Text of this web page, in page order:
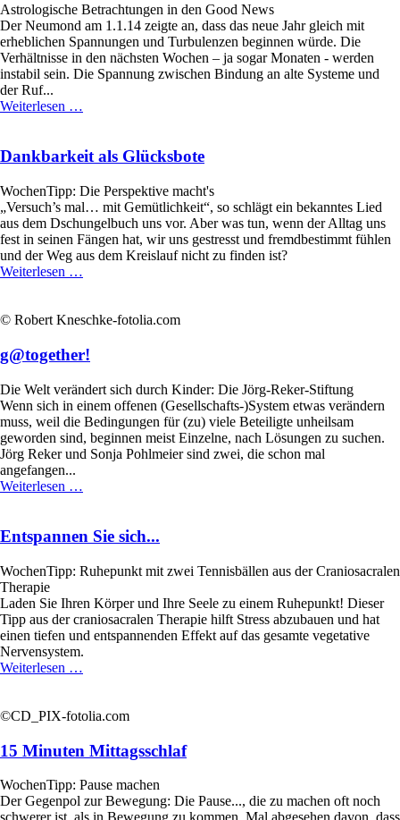
Astrologische Betrachtungen in den Good News
Der Neumond am 1.1.14 zeigte an, dass das neue Jahr gleich mit
erheblichen Spannungen und Turbulenzen beginnen würde. Die
Verhältnisse in den nächsten Wochen – ja sogar Monaten - werden
instabil sein. Die Spannung zwischen Bindung an alte Systeme und
der Ruf...
Weiterlesen …
2014
Dankbarkeit als Glücksbote
WochenTipp: Die Perspektive macht's
„Versuch’s mal… mit Gemütlichkeit“, so schlägt ein bekanntes Lied
aus dem Dschungelbuch uns vor. Aber was tun, wenn der Alltag uns
fest in seinen Fängen hat, wir uns gestresst und fremdbestimmt fühlen
und der Weg aus dem Kreislauf nicht zu finden ist?
Weiterlesen …
© Robert Kneschke-fotolia.com
g@together!
Die Welt verändert sich durch Kinder: Die Jörg-Reker-Stiftung
Wenn sich in einem offenen (Gesellschafts-)System etwas verändern
muss, weil die Bedingungen für (zu) viele Beteiligte unheilsam
geworden sind, beginnen meist Einzelne, nach Lösungen zu suchen.
Jörg Reker und Sonja Pohlmeier sind zwei, die schon mal
angefangen...
Weiterlesen …
Entspannen Sie sich...
WochenTipp: Ruhepunkt mit zwei Tennisbällen aus der Craniosacralen
Therapie
Laden Sie Ihren Körper und Ihre Seele zu einem Ruhepunkt! Dieser
Tipp aus der craniosacralen Therapie hilft Stress abzubauen und hat
einen tiefen und entspannenden Effekt auf das gesamte vegetative
Nervensystem.
Weiterlesen …
©CD_PIX-fotolia.com
15 Minuten Mittagsschlaf
WochenTipp: Pause machen
Der Gegenpol zur Bewegung: Die Pause..., die zu machen oft noch